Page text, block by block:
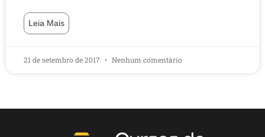
Leia Mais
21 de setembro de 2017 Nenhum comentário